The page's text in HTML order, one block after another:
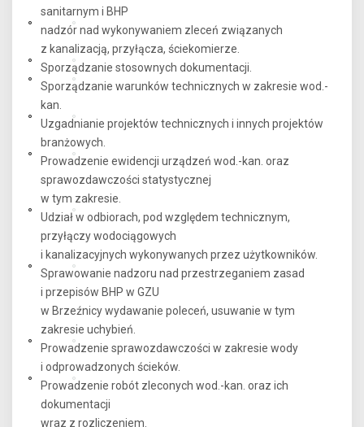
sanitarnym i BHP
nadzór nad wykonywaniem zleceń związanych
z kanalizacją, przyłącza, ściekomierze.
Sporządzanie stosownych dokumentacji.
Sporządzanie warunków technicznych w zakresie wod.-
kan.
Uzgadnianie projektów technicznych i innych projektów
branżowych.
Prowadzenie ewidencji urządzeń wod.-kan. oraz
sprawozdawczości statystycznej
w tym zakresie.
Udział w odbiorach, pod względem technicznym,
przyłączy wodociągowych
i kanalizacyjnych wykonywanych przez użytkowników.
Sprawowanie nadzoru nad przestrzeganiem zasad
i przepisów BHP w GZU
w Brzeźnicy wydawanie poleceń, usuwanie w tym
zakresie uchybień.
Prowadzenie sprawozdawczości w zakresie wody
i odprowadzonych ścieków.
Prowadzenie robót zleconych wod.-kan. oraz ich
dokumentacji
wraz z rozliczeniem.